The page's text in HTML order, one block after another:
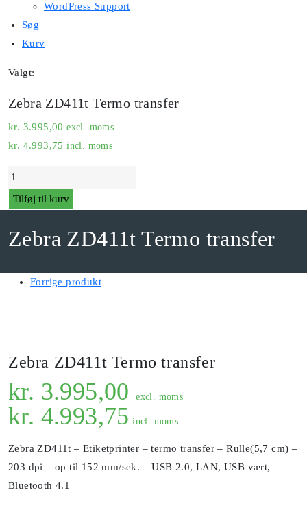
WordPress Support
Søg
Kurv
Valgt:
Zebra ZD411t Termo transfer
kr. 3.995,00 excl. moms
kr. 4.993,75 incl. moms
Zebra
ZD411t
Termo
transfer
antal
Tilføj til kurv
Zebra ZD411t Termo transfer
Forrige produkt
Zebra ZD411t Termo transfer
kr. 3.995,00 excl. moms
kr. 4.993,75 incl. moms
Zebra ZD411t – Etiketprinter – termo transfer – Rulle(5,7 cm) –
203 dpi – op til 152 mm/sek. – USB 2.0, LAN, USB vært,
Bluetooth 4.1